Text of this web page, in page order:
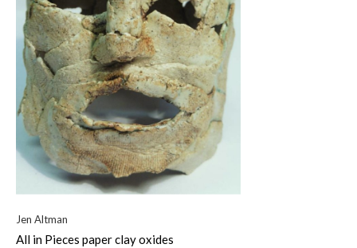
Jen Altman
All in Pieces paper clay oxides